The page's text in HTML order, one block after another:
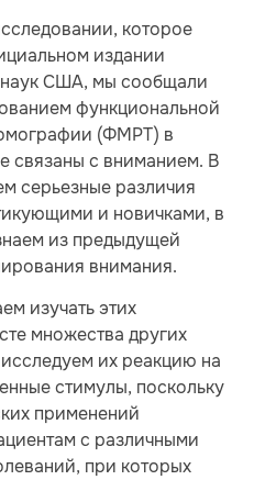
которое
издании
США, мы сообщали
функциональной
(ФМРТ) в
связаны с вниманием. В
серьезные различия
и новичками, в
из предыдущей
внимания.
изучать этих
множества других
их реакцию на
стимулы, поскольку
применений
с различными
при которых